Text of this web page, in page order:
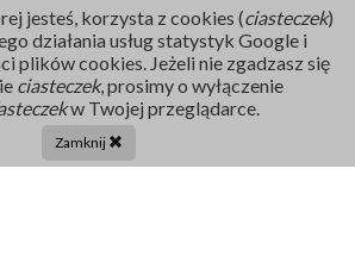
jesteś, korzysta z cookies (ciasteczek)
działania usług statystyk Google i
plików cookies. Jeżeli nie zgadzasz się
ciasteczek, prosimy o wyłączenie
w Twojej przeglądarce.
Zamknij